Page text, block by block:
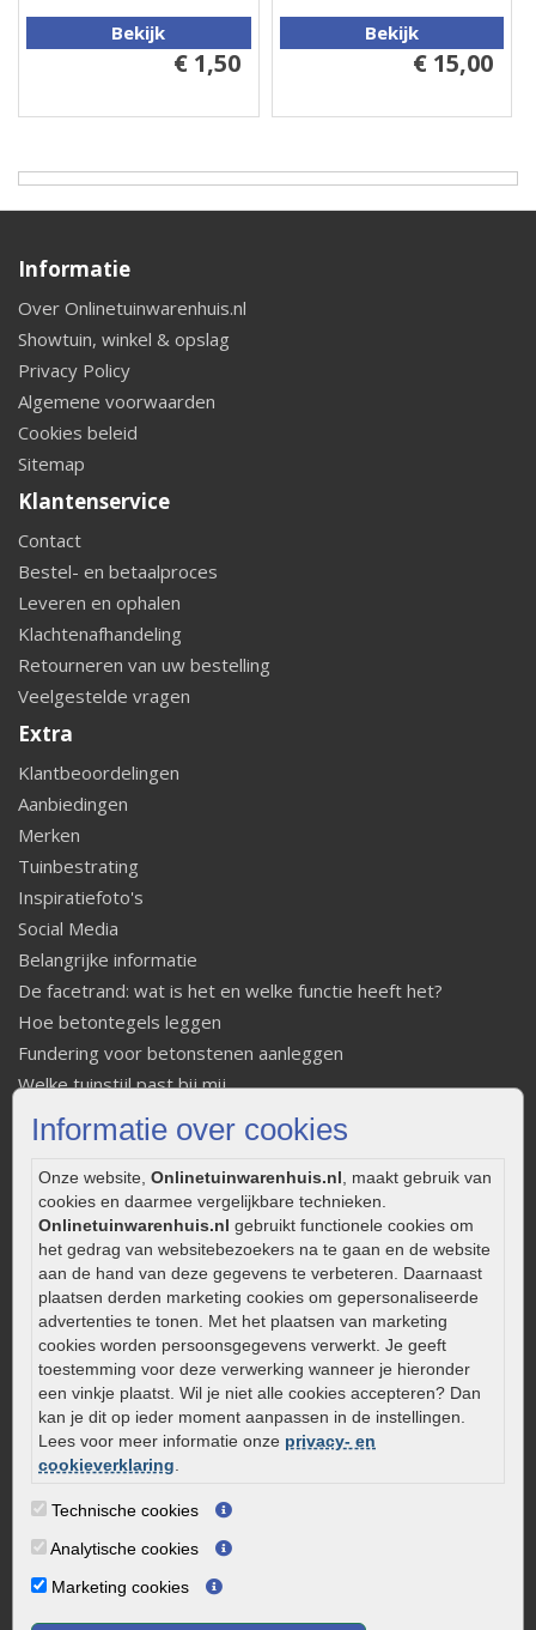
Informatie over cookies
Onze website, Onlinetuinwarenhuis.nl, maakt gebruik van
cookies en daarmee vergelijkbare technieken.
Onlinetuinwarenhuis.nl gebruikt functionele cookies om
het gedrag van websitebezoekers na te gaan en de website
aan de hand van deze gegevens te verbeteren. Daarnaast
plaatsen derden marketing cookies om gepersonaliseerde
advertenties te tonen. Met het plaatsen van marketing
cookies worden persoonsgegevens verwerkt. Je geeft
toestemming voor deze verwerking wanneer je hieronder
een vinkje plaatst. Wil je niet alle cookies accepteren? Dan
kan je dit op ieder moment aanpassen in de instellingen.
Lees voor meer informatie onze privacy- en
cookieverklaring.
Technische cookies
Analytische cookies
Marketing cookies
Bekijk
€ 1,50
Bekijk
€ 15,00
Informatie
Over Onlinetuinwarenhuis.nl
Showtuin, winkel & opslag
Privacy Policy
Algemene voorwaarden
Cookies beleid
Sitemap
Klantenservice
Contact
Bestel- en betaalproces
Leveren en ophalen
Klachtenafhandeling
Retourneren van uw bestelling
Veelgestelde vragen
Extra
Klantbeoordelingen
Aanbiedingen
Merken
Tuinbestrating
Inspiratiefoto's
Social Media
Belangrijke informatie
De facetrand: wat is het en welke functie heeft het?
Hoe betontegels leggen
Fundering voor betonstenen aanleggen
Welke tuinstijl past bij mij
Strakke tuin inrichten
Legverbanden gebakken bestrating
Onderhoud van gebakken bestrating
Aanlegtips voor gebakken bestrating
Zelf een terras aanleggen
Kleine stadstuin inrichten
0320 – 219170
Kaapstanderweg 41
8243 RB Lelystad
info@onlinetuinwarenhuis.nl
Routebeschrijving
Openingstijden
Maandag
Dinsdag
Woensdag